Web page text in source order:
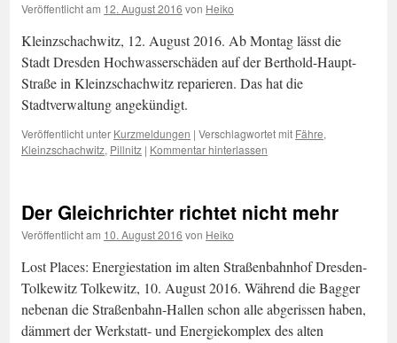
Veröffentlicht am 12. August 2016 von Heiko
Kleinzschachwitz, 12. August 2016. Ab Montag lässt die
Stadt Dresden Hochwasserschäden auf der Berthold-Haupt-
Straße in Kleinzschachwitz reparieren. Das hat die
Stadtverwaltung angekündigt.
Veröffentlicht unter Kurzmeldungen | Verschlagwortet mit Fähre,
Kleinzschachwitz, Pillnitz | Kommentar hinterlassen
Der Gleichrichter richtet nicht mehr
Veröffentlicht am 10. August 2016 von Heiko
Lost Places: Energiestation im alten Straßenbahnhof Dresden-
Tolkewitz Tolkewitz, 10. August 2016. Während die Bagger
nebenan die Straßenbahn-Hallen schon alle abgerissen haben,
dämmert der Werkstatt- und Energiekomplex des alten